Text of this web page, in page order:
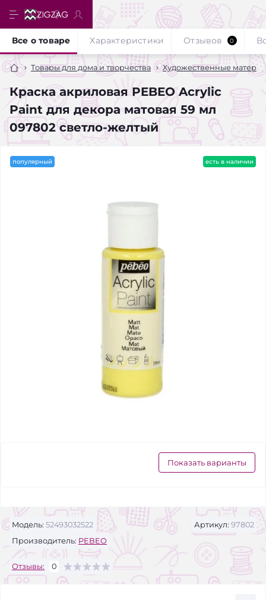
Товары для дома и творчества Художественные
Краска акриловая PEBEO Acrylic
Paint для декора матовая 59 мл
097802 светло-желтый
Все о товаре Характеристики Отзывов 0
популярный есть в наличии
Показать варианты
Модель: 52493032522 Артикул: 97802
Производитель: PEBEO
Отзывы: 0